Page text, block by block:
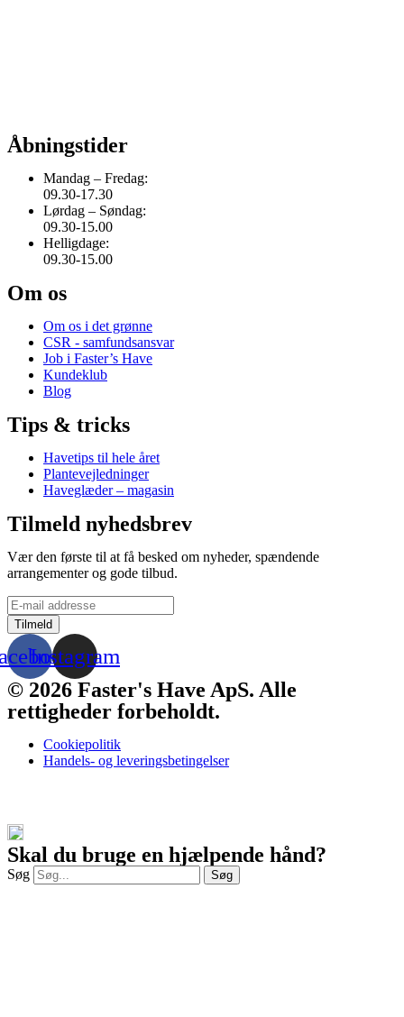
Åbningstider
Mandag – Fredag:
09.30-17.30
Lørdag – Søndag:
09.30-15.00
Helligdage:
09.30-15.00
Om os
Om os i det grønne
CSR - samfundsansvar
Job i Faster’s Have
Kundeklub
Blog
Tips & tricks
Havetips til hele året
Plantevejledninger
Haveglæder – magasin
Tilmeld nyhedsbrev
Vær den første til at få besked om nyheder, spændende
arrangementer og gode tilbud.
Instagram
© 2026 Faster's Have ApS. Alle
rettigheder forbeholdt.
Cookiepolitik
Handels- og leveringsbetingelser
Skal du bruge en hjælpende hånd?
Søg Søg